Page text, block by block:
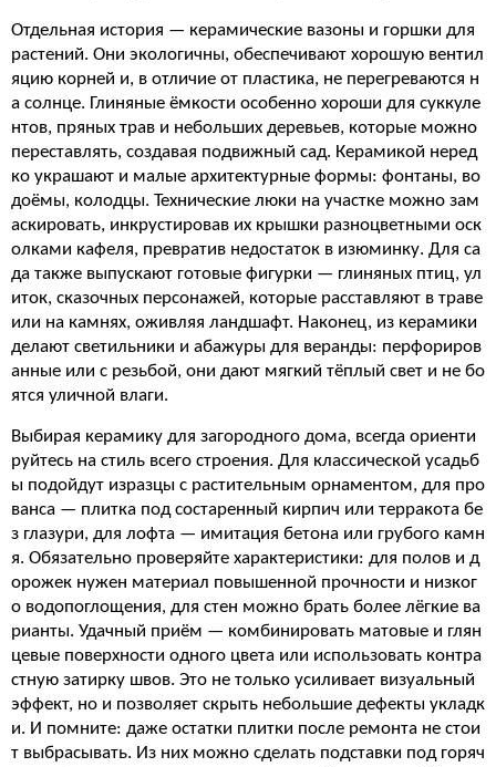
Отдельная история — керамические вазоны и горшки для
растений. Они экологичны, обеспечивают хорошую вентил
яцию корней и, в отличие от пластика, не перегреваются н
а солнце. Глиняные ёмкости особенно хороши для суккуле
нтов, пряных трав и небольших деревьев, которые можно
переставлять, создавая подвижный сад. Керамикой неред
ко украшают и малые архитектурные формы: фонтаны, во
доёмы, колодцы. Технические люки на участке можно зам
аскировать, инкрустировав их крышки разноцветными оск
олками кафеля, превратив недостаток в изюминку. Для са
да также выпускают готовые фигурки — глиняных птиц, ул
иток, сказочных персонажей, которые расставляют в траве
или на камнях, оживляя ландшафт. Наконец, из керамики
делают светильники и абажуры для веранды: перфориров
анные или с резьбой, они дают мягкий тёплый свет и не бо
ятся уличной влаги.
Выбирая керамику для загородного дома, всегда ориенти
руйтесь на стиль всего строения. Для классической усадьб
ы подойдут изразцы с растительным орнаментом, для про
ванса — плитка под состаренный кирпич или терракота бе
з глазури, для лофта — имитация бетона или грубого камн
я. Обязательно проверяйте характеристики: для полов и д
орожек нужен материал повышенной прочности и низког
о водопоглощения, для стен можно брать более лёгкие ва
рианты. Удачный приём — комбинировать матовые и глян
цевые поверхности одного цвета или использовать контра
стную затирку швов. Это не только усиливает визуальный
эффект, но и позволяет скрыть небольшие дефекты укладк
и. И помните: даже остатки плитки после ремонта не стои
т выбрасывать. Из них можно сделать подставки под горяч